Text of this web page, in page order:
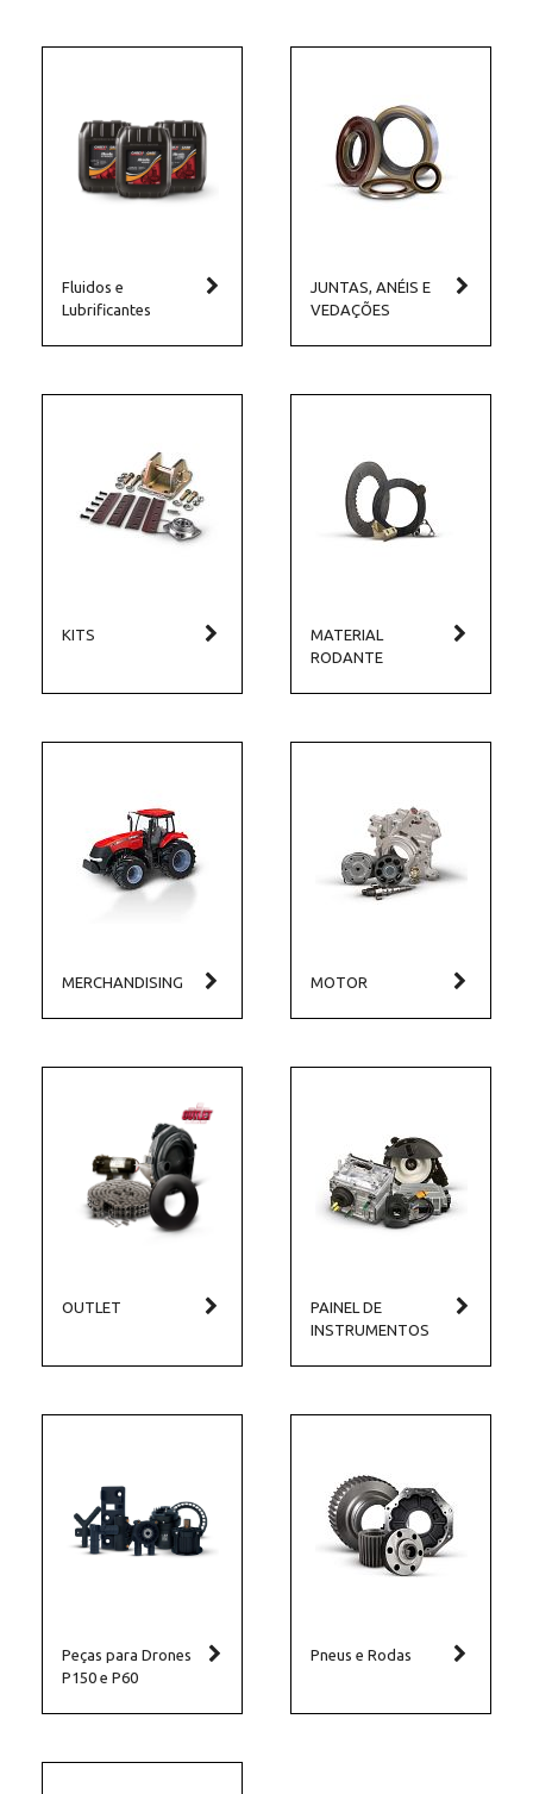
Fluidos e
Lubrificantes
JUNTAS, ANÉIS E
VEDAÇÕES
KITS
MATERIAL
RODANTE
MERCHANDISING MOTOR
OUTLET
PAINEL DE
INSTRUMENTOS
Peças para Drones
P150 e P60
Pneus e Rodas